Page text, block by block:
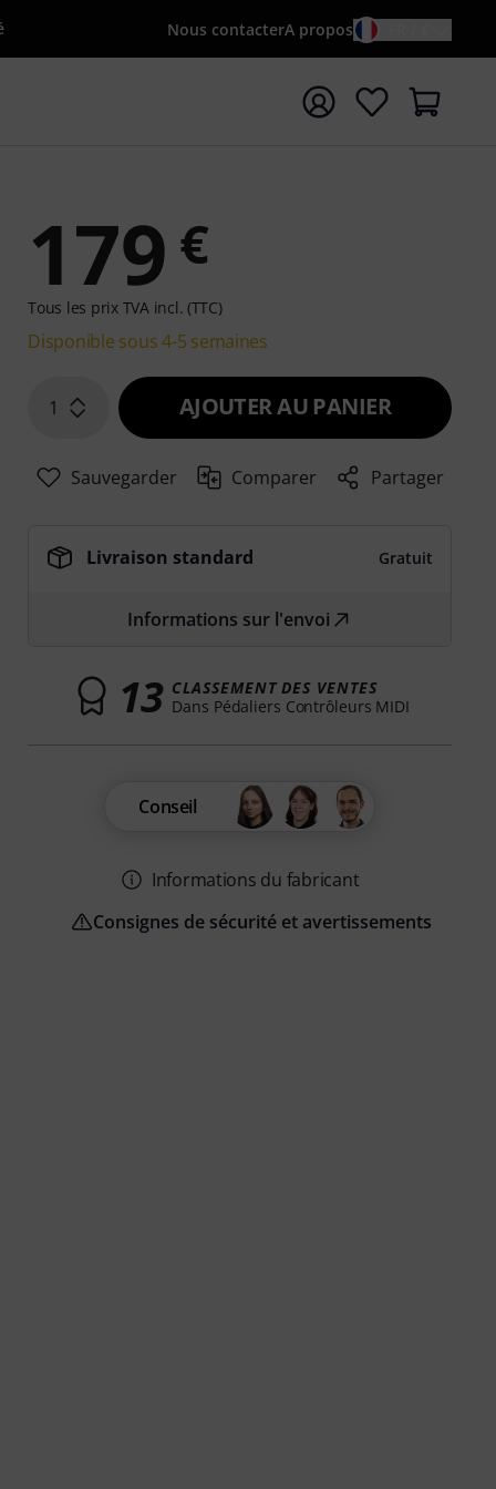
Nous contacterA propos
la recherche avec le terme de recherche
179 €
Tous les prix TVA incl. (TTC)
Disponible sous 4-5 semaines
1 AJOUTER AU PANIER
Sauvegarder Comparer Partager
Livraison standard Gratuit
Informations sur l'envoi
13 CLASSEMENT DES VENTES
Dans Pédaliers Contrôleurs MIDI
Conseil
Informations du fabricant
Consignes de sécurité et avertissements